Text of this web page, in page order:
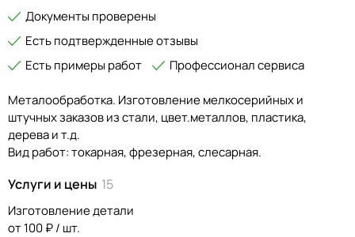
Документы проверены
Есть подтвержденные отзывы
Есть примеры работ
Профессионал сервиса
Металообработка. Изготовление мелкосерийных и
штучных заказов из стали, цвет.металлов, пластика,
дерева и т.д.
Вид работ: токарная, фрезерная, слесарная.
Услуги и цены 15
Изготовление детали
от 100 ₽ / шт.